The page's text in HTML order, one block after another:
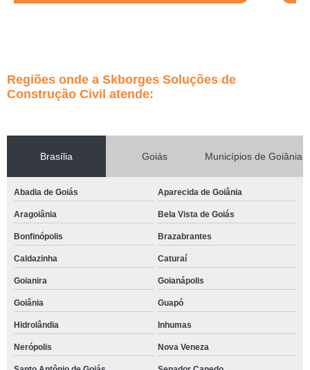
Regiões onde a Skborges Soluções de
Construção Civil atende:
Brasília Goiás Municípios de Goiânia
Abadia de Goiás Aparecida de Goiânia
Aragoiânia Bela Vista de Goiás
Bonfinópolis Brazabrantes
Caldazinha Caturaí
Goianira Goianápolis
Goiânia Guapó
Hidrolândia Inhumas
Nerópolis Nova Veneza